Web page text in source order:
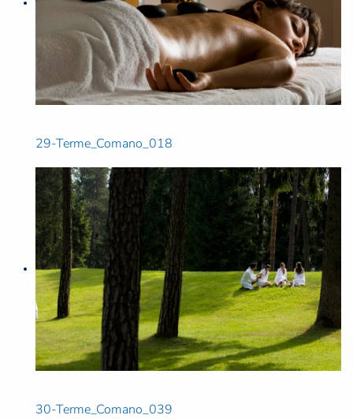
29-Terme_Comano_018
30-Terme_Comano_039